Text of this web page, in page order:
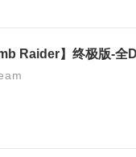
Raider】终极版-全